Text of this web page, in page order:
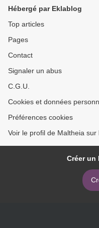
Hébergé par Eklablog
Top articles
Pages
Contact
Signaler un abus
C.G.U.
Cookies et données
Préférences cookies
Voir le profil de Maltheia sur
Créer un